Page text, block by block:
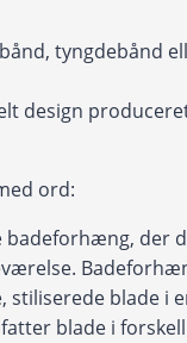
tyngdebånd
design
ord:
badeforhæng, der
stiliserede blade i
blade i